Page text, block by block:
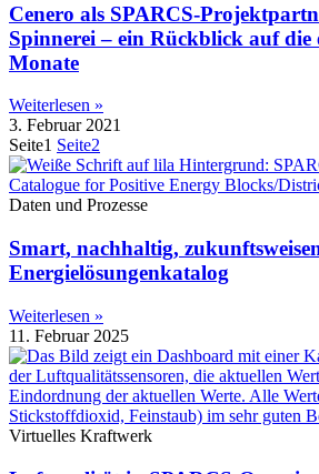
Cenero als SPARCS-
Spinnerei – ein Rückblick auf die
Monate
Weiterlesen »
3. Februar 2021
Seite1 Seite2
Daten und Prozesse
Smart, nachhaltig,
Energielösungenkatalog
Weiterlesen »
11. Februar 2025
Virtuelles Kraftwerk